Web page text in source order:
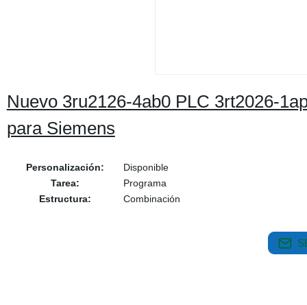
Nuevo 3ru2126-4ab0 PLC 3rt2026-
para Siemens
Personalización:
Disponible
Tarea:
Programa
Estructura:
Combinación